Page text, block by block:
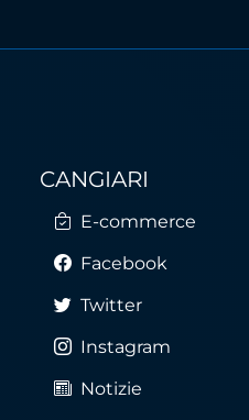
CANGIARI
E-commerce
Facebook
Twitter
Instagram
Notizie